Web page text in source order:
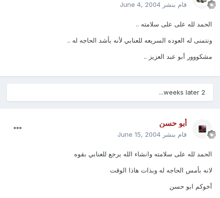
قام بنشر June 4, 2004
الحمد لله على على سلامته ..
ونتمنى له العوده السريعه للعنابي لأنه بأشد الحاجه له ..
مشكووور أبو عبد العزيز ..
2 weeks later...
أبو حسن
قام بنشر June 15, 2004
الحمد لله على سلامته وانشاء الله يرجع للعنابي بقوه
لانه بأمس الحاجه له وبذات هاذا الوقت
أخوكم ابو حسن